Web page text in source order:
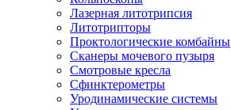
Лазерная литотрипсия
Литотрипторы
Проктологические комбайны
Сканеры мочевого пузыря
Смотровые кресла
Сфинктерометры
Уродинамические системы